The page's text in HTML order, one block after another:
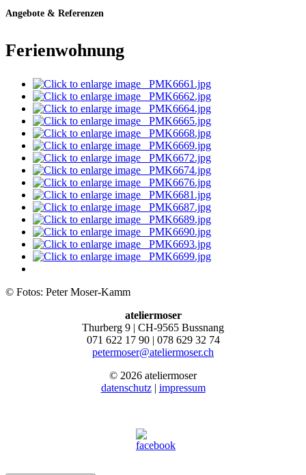
Angebote & Referenzen
Ferienwohnung
© Fotos: Peter Moser-Kamm
ateliermoser
Thurberg 9 | CH-9565 Bussnang
071 622 17 90 | 078 629 32 74
petermoser@ateliermoser.ch
© 2026 ateliermoser
datenschutz| impressum